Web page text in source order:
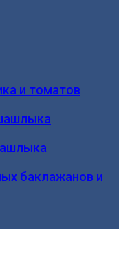
и томатов
баклажанов и